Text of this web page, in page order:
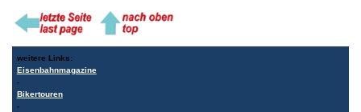
weitere Links:
Eisenbahnmagazine
-
Bikertouren
-